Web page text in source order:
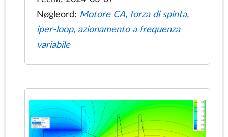
Motore a induzione lineare
Hyperloop